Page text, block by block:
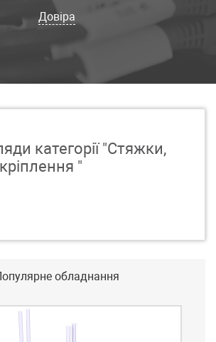
Довіра
категорії "Стяжки,
"
обладнання